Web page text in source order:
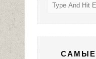
САМЫЕ